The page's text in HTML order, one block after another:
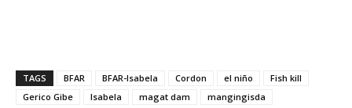
TAGS BFAR BFAR-Isabela Cordon el niño
Fish kill
Gerico Gibe
Isabela magat dam
mangingisda